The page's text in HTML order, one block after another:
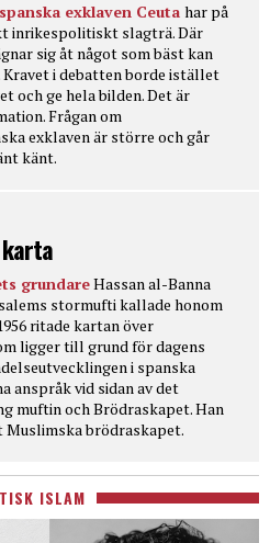
exklaven Ceuta har på
inrikespolitiskt slagträ. Där
sig åt något som bäst kan
i debatten borde istället
och ge hela bilden. Det är
Frågan om
exklaven är större och går
känt.
grundareHassan al-Banna
stormufti kallade honom
ritade kartan över
ligger till grund för dagens
i spanska
anspråk vid sidan av det
muftin och Brödraskapet. Han
Muslimska brödraskapet.
ISLAM